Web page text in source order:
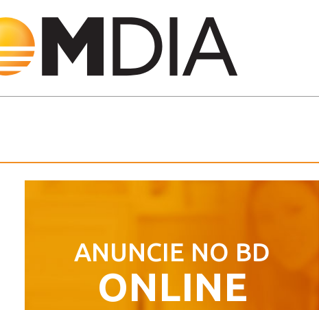
ANUNCIE NO BD
ONLINE